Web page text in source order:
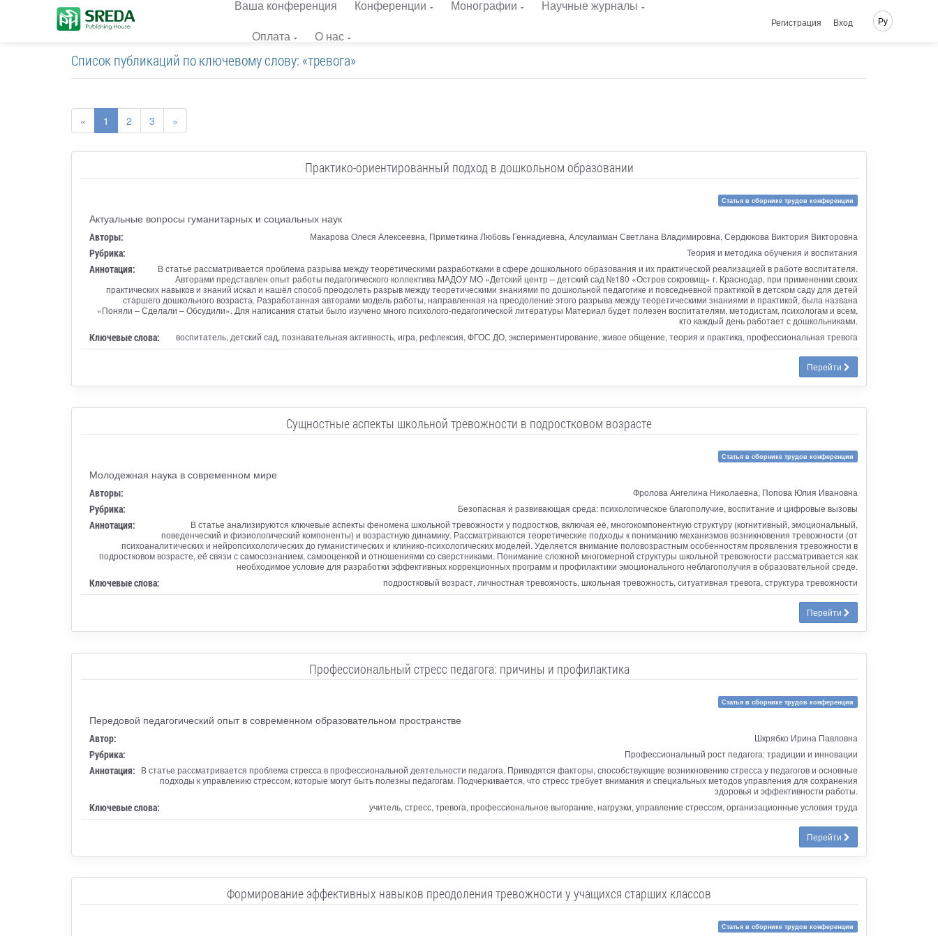
Ваша конференция Конференции Монографии
Научные журналы
Оплата
О нас
Регистрация Вход Ру
Список публикаций по ключевому слову: «тревога»
« 1 2 3 »
Практико-ориентированный подход в дошкольном образовании
Статья в сборнике трудов конференции
Актуальные вопросы гуманитарных и социальных наук
Авторы: Макарова Олеся Алексеевна, Приметкина Любовь Геннадиевна, Алсулаиман Светлана Владимировна, Сердюкова Виктория Викторовна
Рубрика: Теория и методика обучения и воспитания
Аннотация:
В статье рассматривается проблема разрыва между теоретическими разработками в сфере дошкольного образования и их практической реализацией в работе воспитателя.
Авторами представлен опыт работы педагогического коллектива МАДОУ МО «Детский центр – детский сад №180 «Остров сокровищ» г. Краснодар, при применении своих
практических навыков и знаний искал и нашёл способ преодолеть разрыв между теоретическими знаниями по дошкольной педагогике и повседневной практикой в детском саду для детей
старшего дошкольного возраста. Разработанная авторами модель работы, направленная на преодоление этого разрыва между теоретическими знаниями и практикой, была названа
«Поняли – Сделали – Обсудили». Для написания статьи было изучено много психолого-педагогической литературы Материал будет полезен воспитателям, методистам, психологам и всем,
кто каждый день работает с дошкольниками.
Ключевые слова: воспитатель, детский сад, познавательная активность, игра, рефлексия, ФГОС ДО, экспериментирование, живое общение, теория и практика, профессиональная тревога
Перейти
Сущностные аспекты школьной тревожности в подростковом возрасте
Статья в сборнике трудов конференции
Молодежная наука в современном мире
Авторы: Фролова Ангелина Николаевна, Попова Юлия Ивановна
Рубрика: Безопасная и развивающая среда: психологическое благополучие, воспитание и цифровые вызовы
Аннотация:
В статье анализируются ключевые аспекты феномена школьной тревожности у подростков, включая её, многокомпонентную структуру (когнитивный, эмоциональный,
поведенческий и физиологический компоненты) и возрастную динамику. Рассматриваются теоретические подходы к пониманию механизмов возникновения тревожности (от
психоаналитических и нейропсихологических до гуманистических и клинико-психологических моделей. Уделяется внимание половозрастным особенностям проявления тревожности в
подростковом возрасте, её связи с самосознанием, самооценкой и отношениями со сверстниками. Понимание сложной многомерной структуры школьной тревожности рассматривается как
необходимое условие для разработки эффективных коррекционных программ и профилактики эмоционального неблагополучия в образовательной среде.
Ключевые слова: подростковый возраст, личностная тревожность, школьная тревожность, ситуативная тревога, структура тревожности
Перейти
Профессиональный стресс педагога: причины и профилактика
Статья в сборнике трудов конференции
Передовой педагогический опыт в современном образовательном пространстве
Автор: Шкрябко Ирина Павловна
Рубрика: Профессиональный рост педагога: традиции и инновации
Аннотация: В статье рассматривается проблема стресса в профессиональной деятельности педагога. Приводятся факторы, способствующие возникновению стресса у педагогов и основные
подходы к управлению стрессом, которые могут быть полезны педагогам. Подчеркивается, что стресс требует внимания и специальных методов управления для сохранения
здоровья и эффективности работы.
Ключевые слова: учитель, стресс, тревога, профессиональное выгорание, нагрузки, управление стрессом, организационные условия труда
Перейти
Формирование эффективных навыков преодоления тревожности у учащихся старших классов
Статья в сборнике трудов конференции